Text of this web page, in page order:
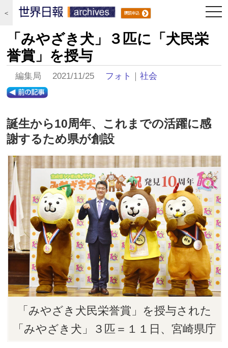
＜
「みやざき犬」３匹に「犬民栄
誉賞」を授与
編集局 2021/11/25 フォト ｜社会
誕生から10周年、これまでの活躍に感
謝するため県が創設
「みやざき犬民栄誉賞」を授与された
「みやざき犬」３匹＝１１日、宮崎県庁